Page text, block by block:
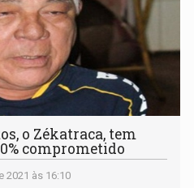
o Zékatraca, tem
comprometido
2021 às 16:10